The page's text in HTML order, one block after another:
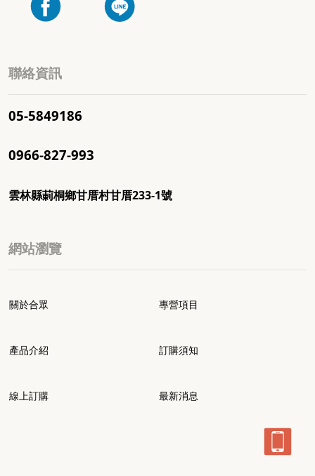
聯絡資訊
05-5849186
0966-827-993
雲林縣莿桐鄉甘厝村甘厝233-1號
網站瀏覽
關於合眾 專營項目
產品介紹 訂購須知
線上訂購 最新消息